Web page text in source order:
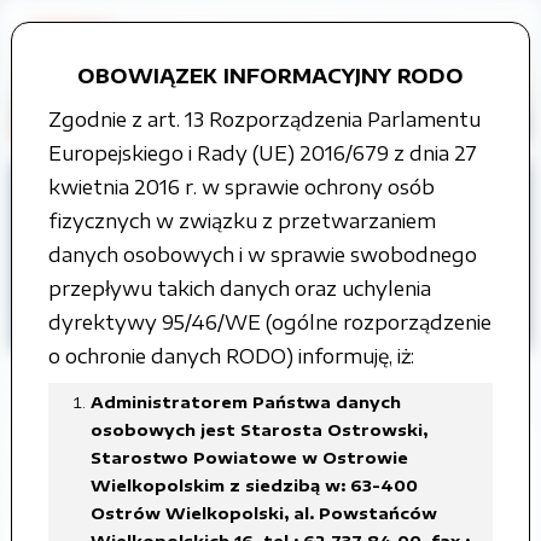
OBOWIĄZEK INFORMACYJNY RODO
Zgodnie z art. 13 Rozporządzenia Parlamentu
Europejskiego i Rady (UE) 2016/679 z dnia 27
kwietnia 2016 r. w sprawie ochrony osób
fizycznych w związku z przetwarzaniem
danych osobowych i w sprawie swobodnego
przepływu takich danych oraz uchylenia
dyrektywy 95/46/WE (ogólne rozporządzenie
o ochronie danych RODO) informuję, iż:
Administratorem Państwa danych
osobowych jest Starosta Ostrowski,
Starostwo Powiatowe w Ostrowie
Wielkopolskim z siedzibą w: 63-400
Ostrów Wielkopolski, al. Powstańców
Strona główna
Organy władzy publicznej
Rada Powiatu
Projekty uchwał Rady Powiatu
VI kadencja
XXVIII Sesja Rady Powiatu
Ostrowskiego, 26 stycznia 2021 roku